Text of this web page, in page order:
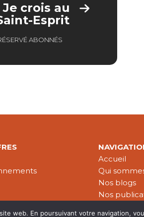
Je crois au
Esprit
ABONNÉS
Accueil
Qui
Nos blogs
Nos
web. En poursuivant votre navigation,